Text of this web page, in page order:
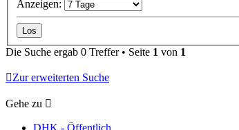
Anzeigen:
Die Suche ergab 0 Treffer • Seite 1 von 1
Zur erweiterten Suche
Gehe zu
DHK - Öffentlich